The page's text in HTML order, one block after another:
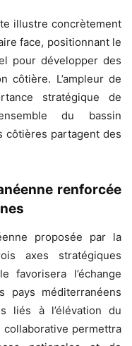
illustre concrètement
face, positionnant le
pour développer des
côtière. L’ampleur de
stratégique de
du bassin
côtières partagent des
renforcée
proposée par la
axes stratégiques
favorisera l’échange
pays méditerranéens
liés à l’élévation du
permettra